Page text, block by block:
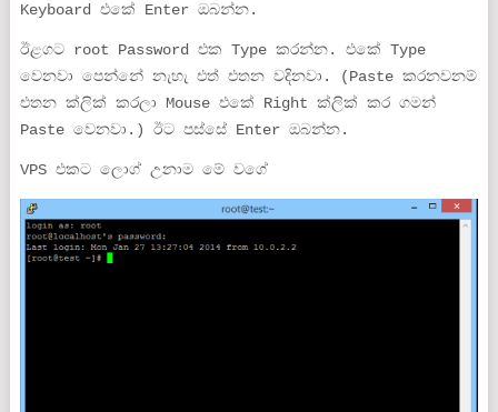
Keyboard එකේ Enter ඔබන්න.
ඊළගට root Password එක Type කරන්න. එකේ Type
වෙනවා පෙන්නේ නැහැ එත් එතන වදිනවා. (Paste කරනවනම්
එතන ක්ලික් කරලා Mouse එකේ Right ක්ලික් කර ගමන්
Paste වෙනවා.) ඊට පස්සේ Enter ඔබන්න.
VPS එකට ලොග් උනාම මේ වගේ